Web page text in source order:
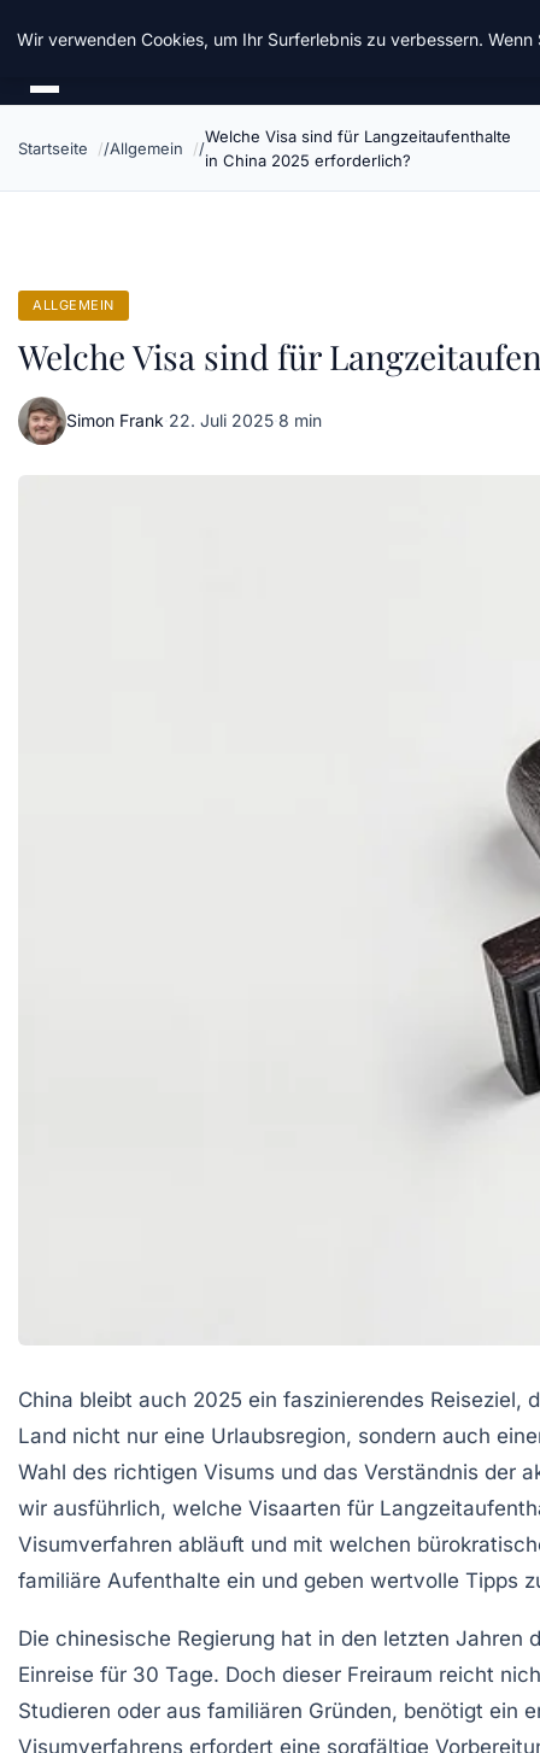
Chinavisum24
Startseite Allgemein
Welche Visa sind für Langzeitaufenthalte
in China 2025 erforderlich?
ALLGEMEIN
Welche Visa sind für
Simon Frank·22. Juli 2025·8 min
China bleibt auch 2025 ein faszinierendes
Land nicht nur eine Urlaubsregion, sondern auch
Wahl des richtigen Visums und das Verständnis der
wir ausführlich, welche Visaarten für
Visumverfahren abläuft und mit welchen
familiäre Aufenthalte ein und geben wertvolle Tipps
Die chinesische Regierung hat in den letzten
Einreise für 30 Tage. Doch dieser Freiraum reicht
Studieren oder aus familiären Gründen, benötigt ein
Visumverfahrens erfordert eine sorgfältige
Wir verwenden Cookies, um Ihr Surferlebnis zu verbessern.